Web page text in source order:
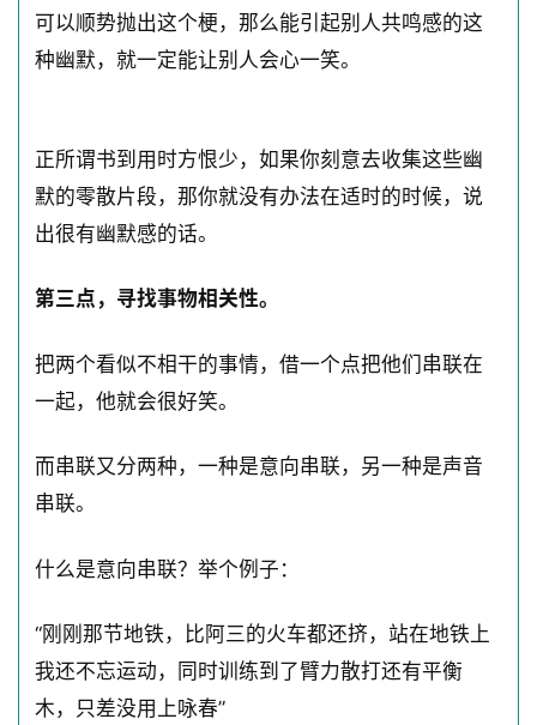
可以顺势抛出这个梗，那么能引起别人共鸣感的这
种幽默，就一定能让别人会心一笑。
正所谓书到用时方恨少，如果你刻意去收集这些幽
默的零散片段，那你就没有办法在适时的时候，说
出很有幽默感的话。
第三点，寻找事物相关性。
把两个看似不相干的事情，借一个点把他们串联在
一起，他就会很好笑。
而串联又分两种，一种是意向串联，另一种是声音
串联。
什么是意向串联？举个例子：
“刚刚那节地铁，比阿三的火车都还挤，站在地铁上
我还不忘运动，同时训练到了臂力散打还有平衡
木，只差没用上咏春”